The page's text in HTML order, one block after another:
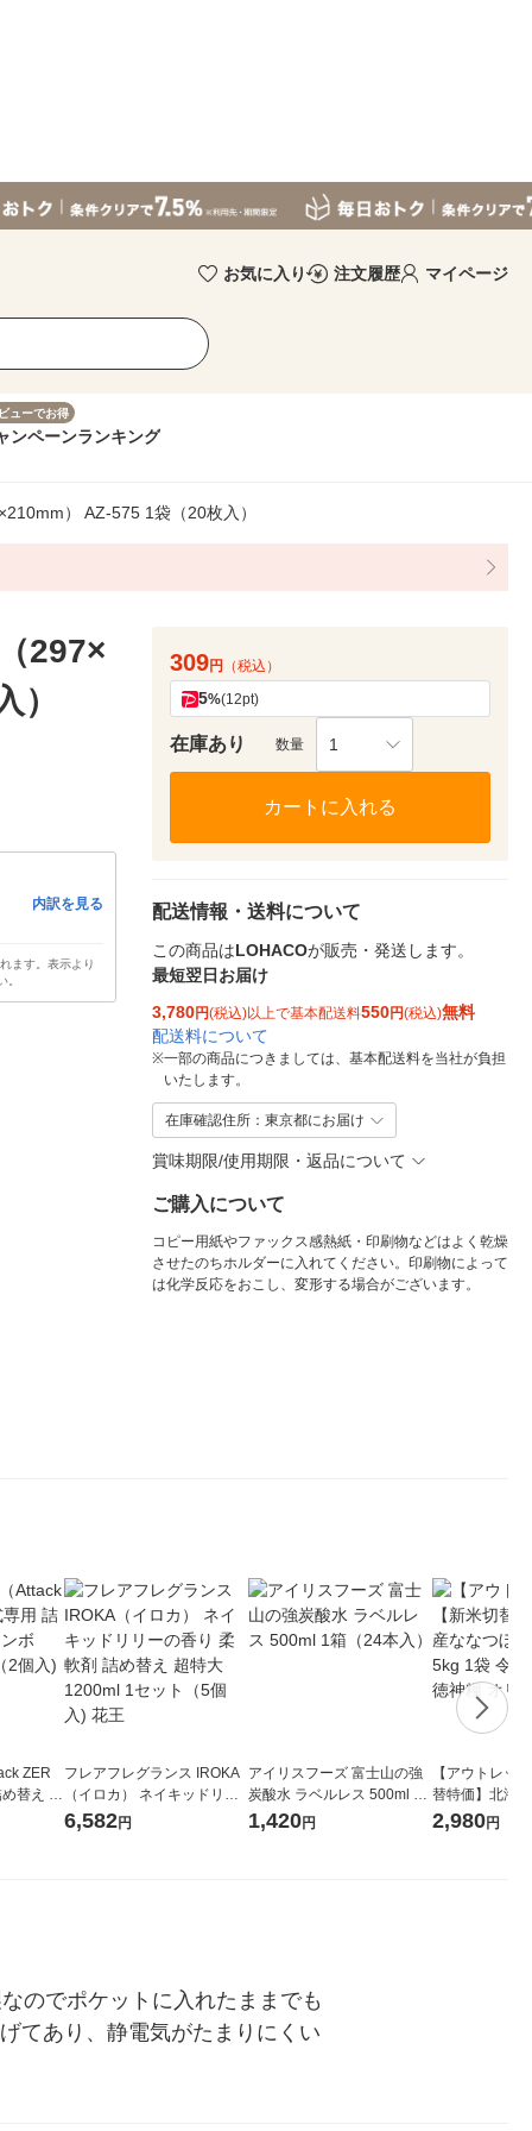
お気に入り 注文履歴 マイページ
ューでお得
ンペーンランキング
） AZ-575 1袋（20枚入）
297×
）
内訳を見る
ます。表示より
。
309円 （税込）
5%(12pt)
在庫あり 数量 1
カートに入れる
配送情報・送料について
この商品はLOHACOが販売・発送します。
最短翌日お届け
3,780円(税込)以上で基本配送料550円(税込)無料
配送料について
※一部の商品につきましては、基本配送料を当社が負担
いたします。
在庫確認住所：東京都にお届け
賞味期限/使用期限・返品について
ご購入について
コピー用紙やファックス感熱紙・印刷物などはよく乾燥
させたのちホルダーに入れてください。印刷物によって
は化学反応をおこし、変形する場合がございます。
ZER
替え メ
ット
王
フレアフレグランス IROKA
（イロカ） ネイキッドリリ
ーの香り 柔軟剤 詰め替え 超
特大 1200ml 1セット（5個
6,582円
アイリスフーズ 富士山の強
炭酸水 ラベルレス 500ml 1
箱（24本入）
1,420円
【アウトレッ
替特価】北海
し 無洗米 5kg
米 木徳神糧 オ
2,980円
のでポケットに入れたままでも
てあり、静電気がたまりにくい